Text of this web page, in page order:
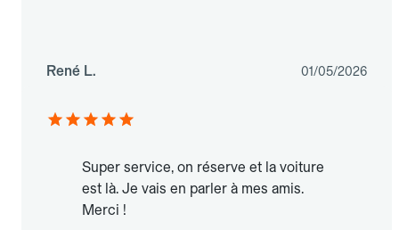
René L. 01/05/2026
Super service, on réserve et la voiture
est là. Je vais en parler à mes amis.
Merci !